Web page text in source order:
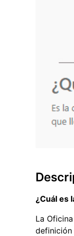
¿Cuál es
La
definición